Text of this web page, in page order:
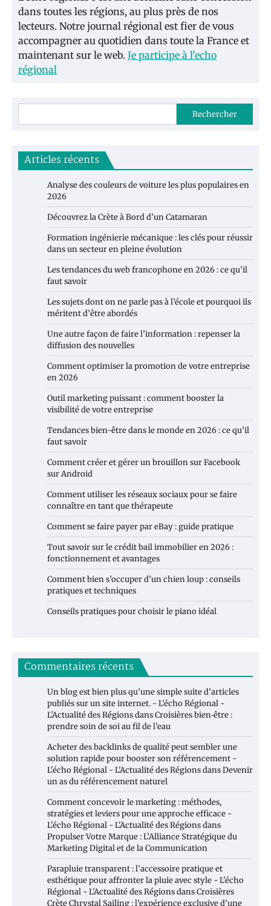
dans toutes les régions, au plus près de nos
lecteurs. Notre journal régional est fier de vous
accompagner au quotidien dans toute la France et
maintenant sur le web. Je participe à l'echo
régional
Rechercher
Articles récents
Analyse des couleurs de voiture les plus populaires en
2026
Découvrez la Crète à Bord d’un Catamaran
Formation ingénierie mécanique : les clés pour réussir
dans un secteur en pleine évolution
Les tendances du web francophone en 2026 : ce qu’il
faut savoir
Les sujets dont on ne parle pas à l’école et pourquoi ils
méritent d’être abordés
Une autre façon de faire l’information : repenser la
diffusion des nouvelles
Comment optimiser la promotion de votre entreprise
en 2026
Outil marketing puissant : comment booster la
visibilité de votre entreprise
Tendances bien-être dans le monde en 2026 : ce qu’il
faut savoir
Comment créer et gérer un brouillon sur Facebook
sur Android
Comment utiliser les réseaux sociaux pour se faire
connaître en tant que thérapeute
Comment se faire payer par eBay : guide pratique
Tout savoir sur le crédit bail immobilier en 2026 :
fonctionnement et avantages
Comment bien s’occuper d’un chien loup : conseils
pratiques et techniques
Conseils pratiques pour choisir le piano idéal
Commentaires récents
Un blog est bien plus qu’une simple suite d’articles
publiés sur un site internet. - L'écho Régional -
L'Actualité des RégionsdansCroisières bien‑être :
prendre soin de soi au fil de l’eau
Acheter des backlinks de qualité peut sembler une
solution rapide pour booster son référencement -
L'écho Régional - L'Actualité des RégionsdansDevenir
un as du référencement naturel
Comment concevoir le marketing : méthodes,
stratégies et leviers pour une approche efficace -
L'écho Régional - L'Actualité des Régionsdans
Propulser Votre Marque : L’Alliance Stratégique du
Marketing Digital et de la Communication
Parapluie transparent : l’accessoire pratique et
esthétique pour affronter la pluie avec style - L'écho
Régional - L'Actualité des RégionsdansCroisières
Crète Chrystal Sailing : l’expérience exclusive d’une